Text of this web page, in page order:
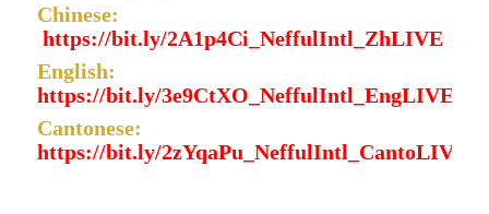
Chinese:
https://bit.ly/2A1p4Ci_NeffulIntl_ZhLIVE
English:
https://bit.ly/3e9CtXO_NeffulIntl_EngLIVE
Cantonese:
https://bit.ly/2zYqaPu_NeffulIntl_CantoLIVE